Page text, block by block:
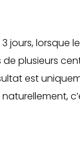
lorsque
plusieurs
est